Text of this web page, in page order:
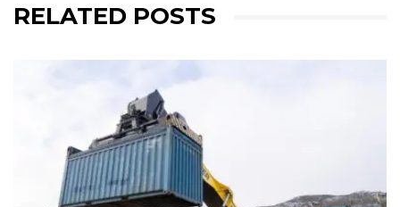
RELATED POSTS